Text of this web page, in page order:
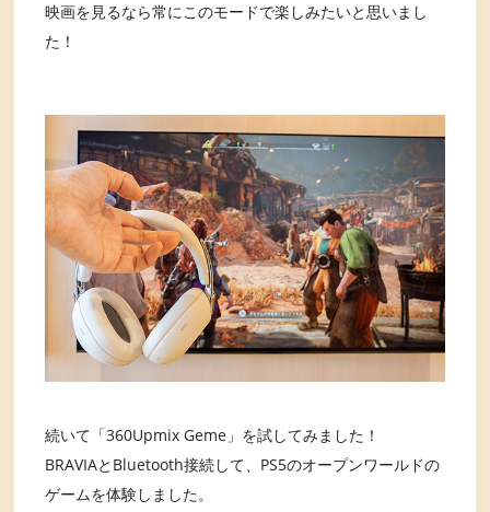
映画を見るなら常にこのモードで楽しみたいと思いまし
た！
続いて「360Upmix Geme」を試してみました！
BRAVIAとBluetooth接続して、PS5のオープンワールドの
ゲームを体験しました。